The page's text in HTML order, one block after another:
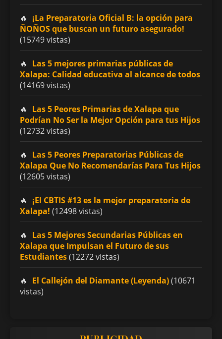
¡La Preparatoria Oficial B: la opción para
ÑOÑOS que buscan un futuro asegurado!
(15749 vistas)
Las 5 mejores primarias públicas de
Xalapa: Calidad educativa al alcance de todos
(14169 vistas)
Las 5 Peores Primarias de Xalapa que
Podrían No Ser la Mejor Opción para tus Hijos
(12732 vistas)
Las 5 Peores Preparatorias Públicas de
Xalapa Que No Recomendarías Para Tus Hijos
(12605 vistas)
¡El CBTIS #13 es la mejor preparatoria de
Xalapa! (12498 vistas)
Las 5 Mejores Secundarias Públicas en
Xalapa que Impulsan el Futuro de sus
Estudiantes(12272 vistas)
El Callejón del Diamante (Leyenda)(10671
vistas)